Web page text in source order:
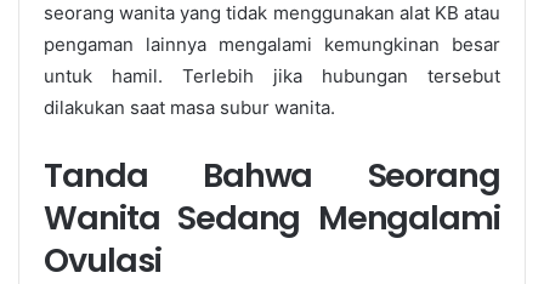
seorang wanita yang tidak menggunakan alat KB atau
pengaman lainnya mengalami kemungkinan besar
untuk hamil. Terlebih jika hubungan tersebut
dilakukan saat masa subur wanita.
Tanda Bahwa Seorang
Wanita Sedang Mengalami
Ovulasi